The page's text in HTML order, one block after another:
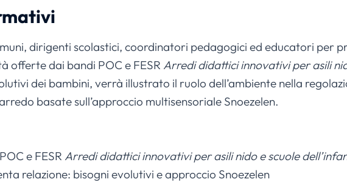
dirigenti scolastici, coordinatori pedagogici ed educatori per
offerte dai bandi POC e FESR Arredi didattici innovativi per asili
dei bambini, verrà illustrato il ruolo dell’ambiente nella
basate sull’approccio multisensoriale Snoezelen.
e FESR Arredi didattici innovativi per asili nido e scuole
relazione: bisogni evolutivi e approccio Snoezelen